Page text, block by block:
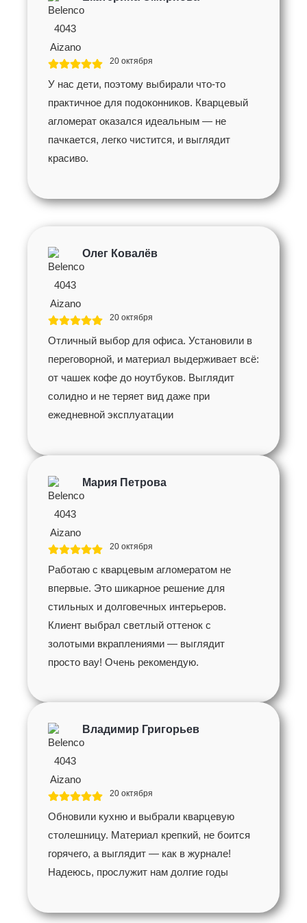
20 октября
У нас дети, поэтому выбирали что-то
практичное для подоконников. Кварцевый
агломерат оказался идеальным — не
пачкается, легко чистится, и выглядит
красиво.
Олег Ковалёв
20 октября
Отличный выбор для офиса. Установили в
переговорной, и материал выдерживает всё:
от чашек кофе до ноутбуков. Выглядит
солидно и не теряет вид даже при
ежедневной эксплуатации
Мария Петрова
20 октября
Работаю с кварцевым агломератом не
впервые. Это шикарное решение для
стильных и долговечных интерьеров.
Клиент выбрал светлый оттенок с
золотыми вкраплениями — выглядит
просто вау! Очень рекомендую.
Владимир Григорьев
20 октября
Обновили кухню и выбрали кварцевую
столешницу. Материал крепкий, не боится
горячего, а выглядит — как в журнале!
Надеюсь, прослужит нам долгие годы